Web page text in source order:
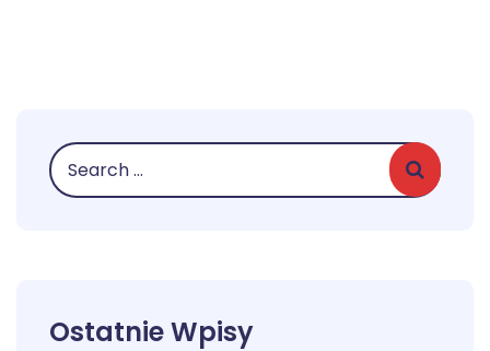
Ostatnie Wpisy